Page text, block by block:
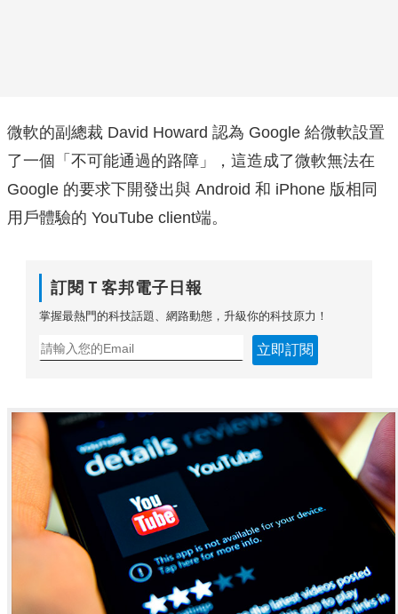
微軟的副總裁 David Howard 認為 Google 給微軟設置
了一個「不可能通過的路障」，這造成了微軟無法在
Google 的要求下開發出與 Android 和 iPhone 版相同
用戶體驗的 YouTube client端。
訂閱Ｔ客邦電子日報
掌握最熱門的科技話題、網路動態，升級你的科技原力！
立即訂閱